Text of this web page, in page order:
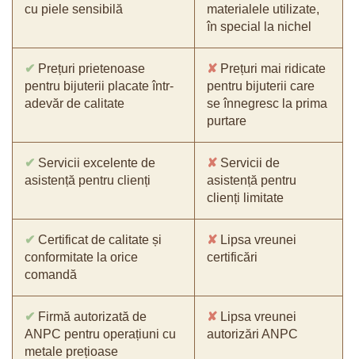
cu piele sensibilă
materialele utilizate,
în special la nichel
✔ Prețuri prietenoase
pentru bijuterii placate într-
adevăr de calitate
✘ Prețuri mai ridicate
pentru bijuterii care
se înnegresc la prima
purtare
✔ Servicii excelente de
asistență pentru clienți
✘ Servicii de
asistență pentru
clienți limitate
✔ Certificat de calitate și
conformitate la orice
comandă
✘ Lipsa vreunei
certificări
✔ Firmă autorizată de
ANPC pentru operațiuni cu
metale prețioase
✘ Lipsa vreunei
autorizări ANPC